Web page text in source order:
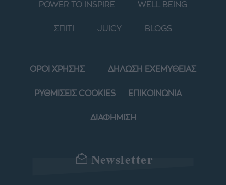
POWER TO INSPIRE WELL BEING
ΣΠΙΤΙ JUICY BLOGS
ΟΡΟΙ ΧΡΗΣΗΣ ΔΗΛΩΣΗ ΕΧΕΜΥΘΕΙΑΣ
ΡΥΘΜΙΣΕΙΣ COOKIES ΕΠΙΚΟΙΝΩΝΙΑ
ΔΙΑΦΗΜΙΣΗ
Newsletter